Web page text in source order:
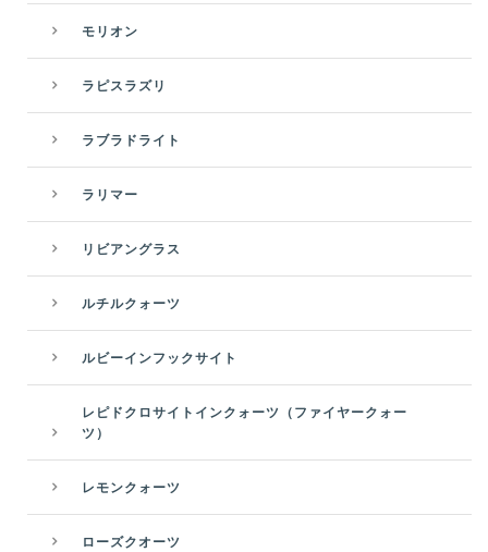
モリオン
ラピスラズリ
ラブラドライト
ラリマー
リビアングラス
ルチルクォーツ
ルビーインフックサイト
レピドクロサイトインクォーツ（ファイヤークォー
ツ）
レモンクォーツ
ローズクオーツ